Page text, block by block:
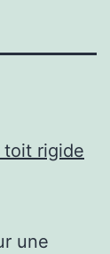
rigide
une